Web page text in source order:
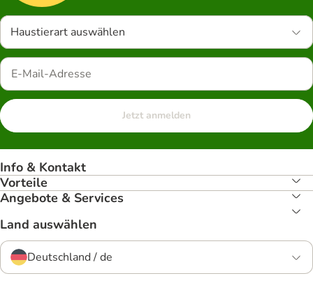
Haustierart auswählen
Jetzt anmelden
Info & Kontakt
Vorteile
Angebote & Services
Land auswählen
Deutschland / de